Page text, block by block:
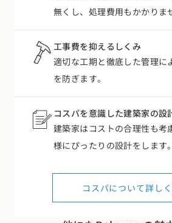
工事費を抑えるしくみ
を防ぎます。
コスパを意識した建築家の設計
様にぴったりの設計をします
コスパについて詳しく
他にもR+houseの魅